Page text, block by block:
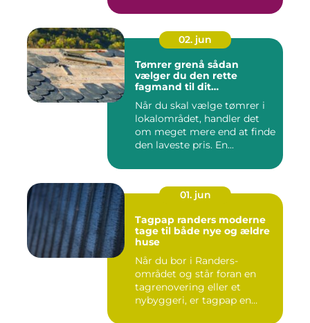
02. jun
Tømrer grenå sådan
vælger du den rette
fagmand til dit
Når du skal vælge tømrer i
lokalområdet, handler det
om meget mere end at finde
den laveste pris. En...
01. jun
Tagpap randers moderne
tage til både nye og ældre
huse
Når du bor i Randers-
området og står foran en
tagrenovering eller et
nybyggeri, er tagpap en